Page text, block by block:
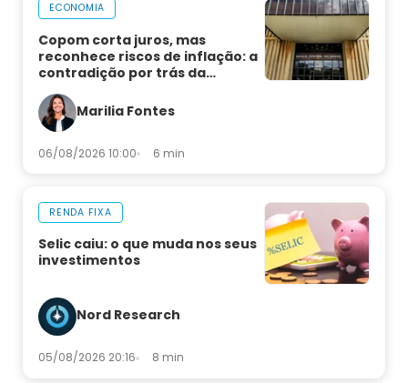
ECONOMIA
Copom corta juros, mas
reconhece riscos de inflação: a
contradição por trás da
Marilia Fontes
06/08/2026 10:00 6 min
RENDA FIXA
Selic caiu: o que muda nos seus
investimentos
Nord Research
05/08/2026 20:16 8 min